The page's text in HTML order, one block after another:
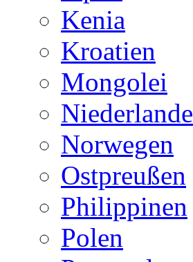
Kenia
Kroatien
Mongolei
Niederlande
Norwegen
Ostpreußen
Philippinen
Polen